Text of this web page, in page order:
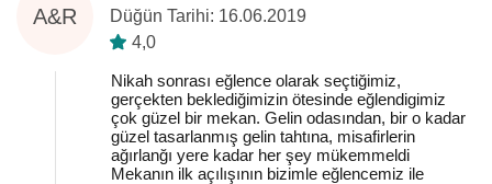
A&R
Düğün Tarihi: 16.06.2019
4,0
Nikah sonrası eğlence olarak seçtiğimiz,
gerçekten beklediğimizin ötesinde eğlendigimiz
çok güzel bir mekan. Gelin odasından, bir o kadar
güzel tasarlanmış gelin tahtına, misafirlerin
ağırlanğı yere kadar her şey mükemmeldi
Mekanın ilk açılışının bizimle eğlencemiz ile